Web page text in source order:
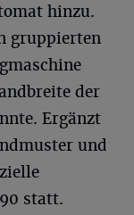
hinzu.
gruppierten
der
Ergänzt
und
statt.